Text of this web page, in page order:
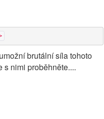
brutální síla tohoto
s nimi proběhněte....